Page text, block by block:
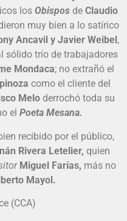
los Obispos de Claudio
muy bien a lo satírico
Ancavil y Javier Weibel ,
sólido trío de trabajadores
Mondaca; no extrañó el
como el cliente del
Meloderrochó toda su
el Poeta Mesana.
recibido por el público,
Rivera Letelier, quien
Miguel Farías, más no
Mayol.
(CCA)